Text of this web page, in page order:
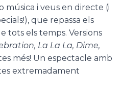
i veus en directe (i
que repassa els
tots els temps. Versions
La La La, Dime,
més! Un espectacle amb
extremadament